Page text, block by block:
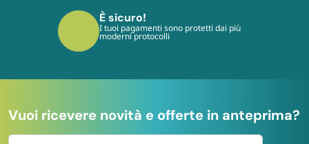
È sicuro!
I tuoi pagamenti sono protetti dai più
moderni protocolli
Vuoi ricevere novità e offerte in anteprima?